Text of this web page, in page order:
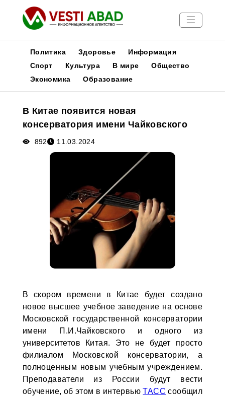
Новости
Медиа
Афиша
Политика Здоровье
Информация
Спорт
Культура В мире
Общество
Экономика
Образование
В Китае появится новая
консерватория имени Чайковского
892 11.03.2024
В скором времени в Китае будет создано
новое высшее учебное заведение на основе
Московской государственной консерватории
имени П.И.Чайковского и одного из
университетов Китая. Это не будет просто
филиалом Московской консерватории, а
полноценным новым учебным учреждением.
Преподаватели из России будут вести
обучение, об этом в интервьюТАСС сообщил